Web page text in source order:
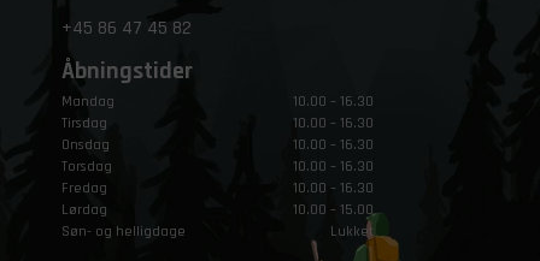
+45 86 47 45 82
Åbningstider
Mandag
10.00 – 16.30
Tirsdag
10.00 – 16.30
Onsdag
10.00 – 16.30
Torsdag
10.00 – 16.30
Fredag
10.00 – 16.30
Lørdag
10.00 – 15.00
Søn- og helligdage
Lukket